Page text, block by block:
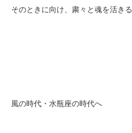
そのときに向け、粛々と魂を活きる
風の時代・水瓶座の時代へ